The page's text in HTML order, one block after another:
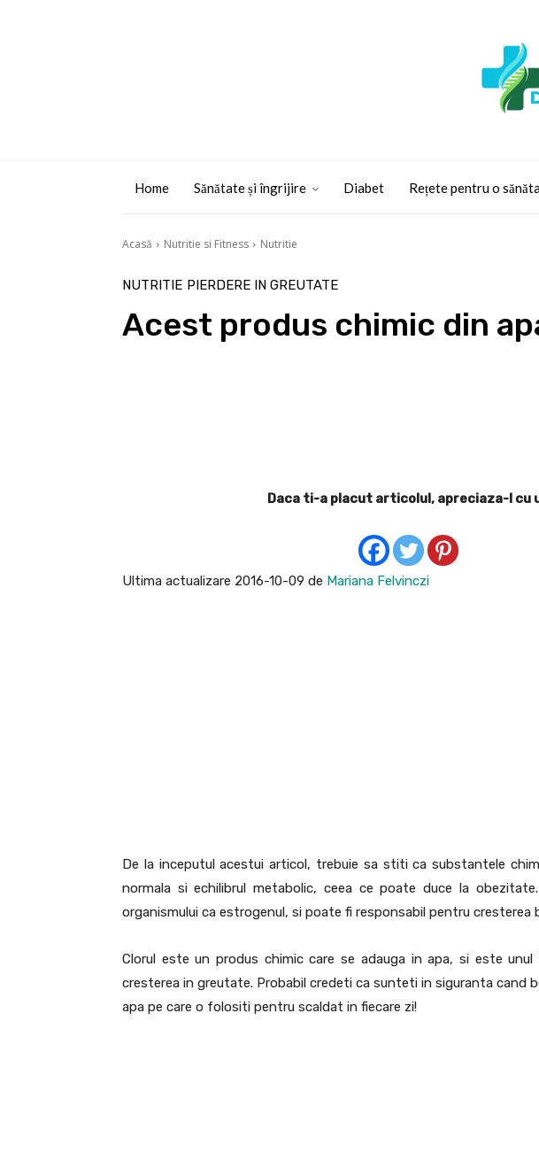
Home Sănătate și îngrijire Diabet Rețete pentru o
Acasă Nutritie si Fitness Nutritie
NUTRITIE PIERDERE IN GREUTATE
Acest produs chimic din
Daca ti-a placut articolul, apreciaza-l cu
Ultima actualizare 2016-10-09 de Mariana Felvinczi
De la inceputul acestui articol, trebuie sa stiti ca substantele
normala si echilibrul metabolic, ceea ce poate duce la
organismului ca estrogenul, si poate fi responsabil pentru cresterea
Clorul este un produs chimic care se adauga in apa, si este
cresterea in greutate. Probabil credeti ca sunteti in siguranta cand
apa pe care o folositi pentru scaldat in fiecare zi!